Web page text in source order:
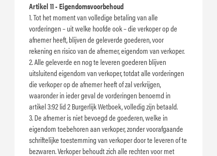
Artikel 11 - Eigendomsvoorbehoud
1. Tot het moment van volledige betaling van alle
vorderingen – uit welke hoofde ook – die verkoper op de
afnemer heeft, blijven de geleverde goederen, voor
rekening en risico van de afnemer, eigendom van verkoper.
2. Alle geleverde en nog te leveren goederen blijven
uitsluitend eigendom van verkoper, totdat alle vorderingen
die verkoper op de afnemer heeft of zal verkrijgen,
waaronder in ieder geval de vorderingen benoemd in
artikel 3:92 lid 2 Burgerlijk Wetboek, volledig zijn betaald.
3. De afnemer is niet bevoegd de goederen, welke in
eigendom toebehoren aan verkoper, zonder voorafgaande
schriftelijke toestemming van verkoper door te leveren of te
bezwaren. Verkoper behoudt zich alle rechten voor met